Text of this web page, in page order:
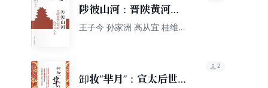
陟彼山河：晋陕黄河左
岸的历史与人文
王子今 孙家洲 高从宜 桂维民
卸妆“芈月”：宣太后世
2